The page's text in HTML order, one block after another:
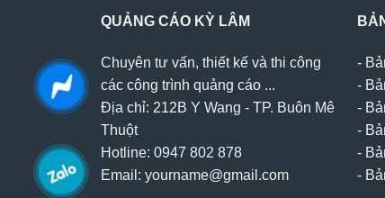
QUẢNG CÁO KỲ LÂM
Chuyên tư vấn, thiết kế và thi công
các công trình quảng cáo ...
Địa chỉ: 212B Y Wang - TP. Buôn Mê
Thuột
Hotline: 0947 802 878
Email: yourname@gmail.com
-
-
-
-
-
-